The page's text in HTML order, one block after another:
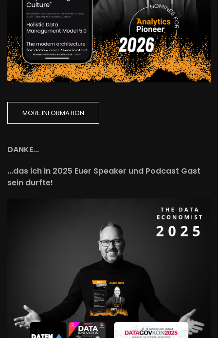
MORE INFORMATION
DANKE...
...das ich in 2025 Euer Speaker und Podcast Gast
sein durfte!